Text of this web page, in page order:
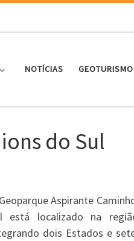
NOTÍCIAS GEOTURISMO
do Sul
Aspirante
está localizado na
dois Estados e